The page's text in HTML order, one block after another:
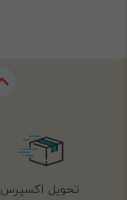
تحویل اکسپرس